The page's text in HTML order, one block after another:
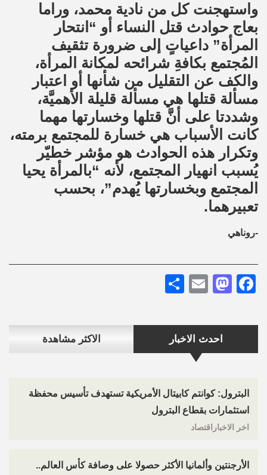
احدث الاخبار الاكثر مشاهدة
البترول: كوانتم كابيتال الأمريكية تستهدف تأسيس محفظة
استثمارات بقطاع البترول
اخر الاخباراقتصاد
الأرجنتين وألمانيا الأكثر حصولا على وصافة كأس العالم..
واستهجنت كل من نادية محمد، وراما
بعاج حوادث قتل النساء أو “انتحار
المرأة” داعياتٍ إلى ضرورة تثقيف
المُجتمع بكافةِ شرائحه لمكانة المرأة،
والكف عن التقليل من شأنها أو اعتبار
مسألة قتلها هي مسألة قليلة الأهميَّة،
وشددتا على أنَّ قتلها وخسارتها مهما
كانت الأسباب هي خسارة للمجتمع برمته،
وتكرار هذه الحوادث هو مؤشر خطيّر
يُسبب انهيار المجتمع، لأنه “بالمرأة يحيا
المجتمع وبخسارتها يُهدم”، بحسب
تعبيرهما.
-روناهي
Facebook
Mastodon
Email